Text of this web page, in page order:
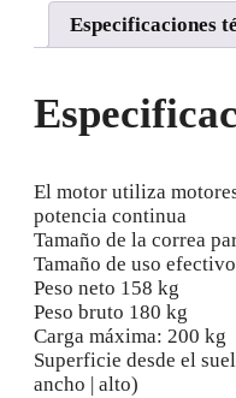
Especificaciones
El motor utiliza
potencia continua
Tamaño de la correa
Tamaño de uso
Peso neto 158 kg
Peso bruto 180 kg
Carga máxima: 200 kg
Superficie desde el
ancho | alto)